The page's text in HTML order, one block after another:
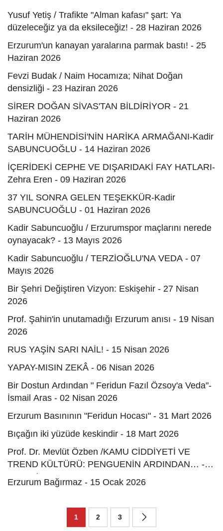
Yusuf Yetiş / Trafikte "Alman kafası" şart: Ya
düzeleceğiz ya da eksileceğiz! - 28 Haziran 2026
Erzurum'un kanayan yaralarına parmak bastı! - 25
Haziran 2026
Fevzi Budak / Naim Hocamıza; Nihat Doğan
densizliği - 23 Haziran 2026
SİRER DOĞAN SİVAS'TAN BİLDİRİYOR - 21
Haziran 2026
TARİH MÜHENDİSİ'NİN HARİKA ARMAĞANI-Kadir
SABUNCUOĞLU - 14 Haziran 2026
İÇERİDEKİ CEPHE VE DIŞARIDAKİ FAY HATLARI-
Zehra Eren - 09 Haziran 2026
37 YIL SONRA GELEN TEŞEKKÜR-Kadir
SABUNCUOĞLU - 01 Haziran 2026
Kadir Sabuncuoğlu / Erzurumspor maçlarını nerede
oynayacak? - 13 Mayıs 2026
Kadir Sabuncuoğlu / TERZİOĞLU'NA VEDA - 07
Mayıs 2026
Bir Şehri Değiştiren Vizyon: Eskişehir - 27 Nisan
2026
Prof. Şahin'in unutamadığı Erzurum anısı - 19 Nisan
2026
RUS YAŞİN SARI NAİL! - 15 Nisan 2026
YAPAY-MISIN ZEKÂ - 06 Nisan 2026
Bir Dostun Ardından " Feridun Fazıl Özsoy'a Veda"-
İsmail Aras - 02 Nisan 2026
Erzurum Basınının "Feridun Hocası" - 31 Mart 2026
Bıçağın iki yüzüde keskindir - 18 Mart 2026
Prof. Dr. Mevlüt Özben /KAMU CİDDİYETİ VE
TREND KÜLTÜRÜ: PENGUENİN ARDINDAN… -
29 Ocak 2026
Erzurum Bağırmaz - 15 Ocak 2026
1 2 3